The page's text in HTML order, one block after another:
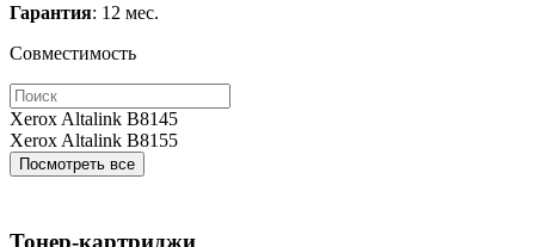
Гарантия: 12 мес.
Совместимость
Xerox Altalink B8145
Xerox Altalink B8155
Посмотреть все
Тонер-картриджи